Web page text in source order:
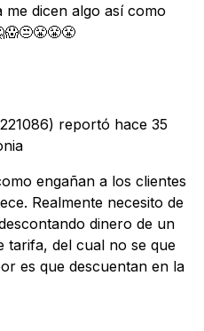
dicen algo así como
reportó hace 35
engañan a los clientes
Realmente necesito de
dinero de un
tarifa, del cual no se que
es que descuentan en la